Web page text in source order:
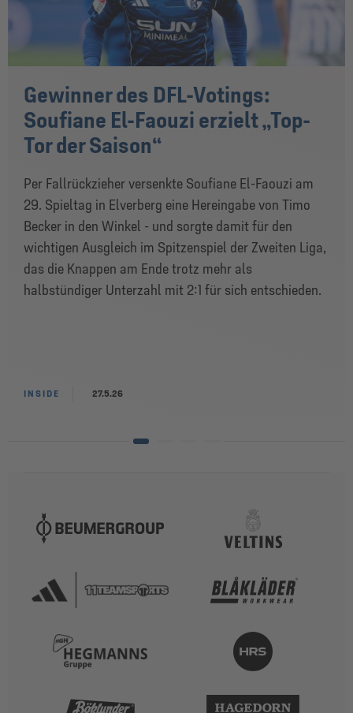
Gewinner des DFL-Votings:
Soufiane El-Faouzi erzielt „Top-
Tor der Saison“
Per Fallrückzieher versenkte Soufiane El-Faouzi am
29. Spieltag in Elverberg eine Hereingabe von Timo
Becker in den Winkel - und sorgte damit für den
wichtigen Ausgleich im Spitzenspiel der Zweiten Liga,
das die Knappen am Ende trotz mehr als
halbstündiger Unterzahl mit 2:1 für sich entschieden.
INSIDE 27.5.26